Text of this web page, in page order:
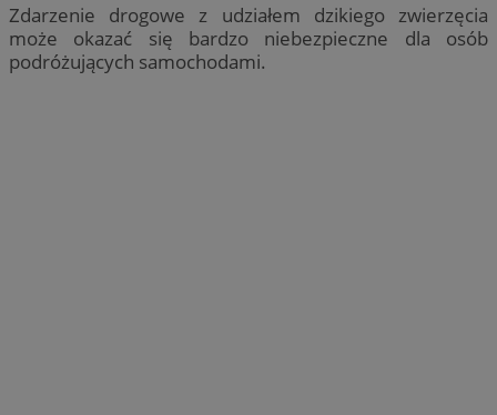
Zdarzenie drogowe z udziałem dzikiego zwierzęcia
może okazać się bardzo niebezpieczne dla osób
podróżujących samochodami.